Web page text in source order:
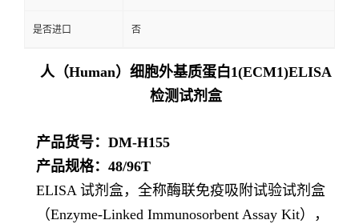
是否进口 否
人（Human）细胞外基质蛋白1(ECM1)ELISA
检测试剂盒
产品货号：DM-H155
产品规格：48/96T
ELISA 试剂盒，全称酶联免疫吸附试验试剂盒
（Enzyme-Linked Immunosorbent Assay Kit），